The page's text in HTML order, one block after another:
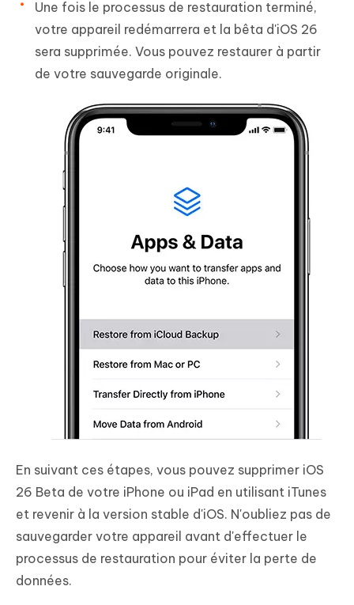
Une fois le processus de restauration terminé,
votre appareil redémarrera et la bêta d'iOS 26
sera supprimée. Vous pouvez restaurer à partir
de votre sauvegarde originale.
En suivant ces étapes, vous pouvez supprimer iOS
26 Beta de votre iPhone ou iPad en utilisant iTunes
et revenir à la version stable d'iOS. N'oubliez pas de
sauvegarder votre appareil avant d'effectuer le
processus de restauration pour éviter la perte de
données.